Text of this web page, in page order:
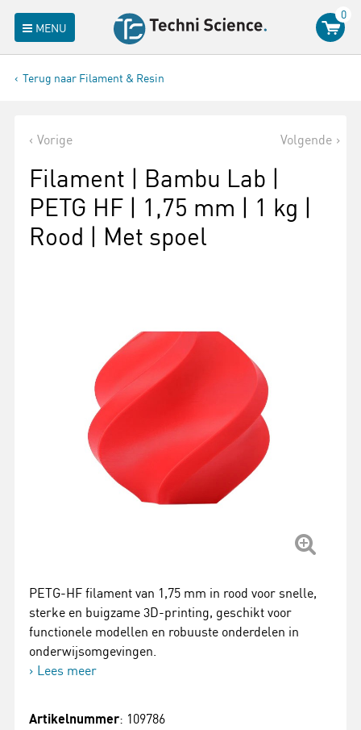
MENU
0
Terug naar Filament & Resin
Vorige Volgende
Filament | Bambu Lab |
PETG HF | 1,75 mm | 1 kg |
Rood | Met spoel
PETG-HF filament van 1,75 mm in rood voor snelle,
sterke en buigzame 3D-printing, geschikt voor
functionele modellen en robuuste onderdelen in
onderwijsomgevingen.
Lees meer
Artikelnummer: 109786